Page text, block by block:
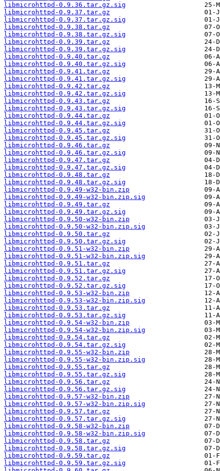
libmicrohttpd-0.9.36.tar.gz.sig
libmicrohttpd-0.9.37.tar.gz
libmicrohttpd-0.9.37.tar.gz.sig
libmicrohttpd-0.9.38.tar.gz
libmicrohttpd-0.9.38.tar.gz.sig
libmicrohttpd-0.9.39.tar.gz
libmicrohttpd-0.9.39.tar.gz.sig
libmicrohttpd-0.9.40.tar.gz
libmicrohttpd-0.9.40.tar.gz.sig
libmicrohttpd-0.9.41.tar.gz
libmicrohttpd-0.9.41.tar.gz.sig
libmicrohttpd-0.9.42.tar.gz
libmicrohttpd-0.9.42.tar.gz.sig
libmicrohttpd-0.9.43.tar.gz
libmicrohttpd-0.9.43.tar.gz.sig
libmicrohttpd-0.9.44.tar.gz
libmicrohttpd-0.9.44.tar.gz.sig
libmicrohttpd-0.9.45.tar.gz
libmicrohttpd-0.9.45.tar.gz.sig
libmicrohttpd-0.9.46.tar.gz
libmicrohttpd-0.9.46.tar.gz.sig
libmicrohttpd-0.9.47.tar.gz
libmicrohttpd-0.9.47.tar.gz.sig
libmicrohttpd-0.9.48.tar.gz
libmicrohttpd-0.9.48.tar.gz.sig
libmicrohttpd-0.9.49-w32-bin.zip
libmicrohttpd-0.9.49-w32-bin.zip.sig
libmicrohttpd-0.9.49.tar.gz
libmicrohttpd-0.9.49.tar.gz.sig
libmicrohttpd-0.9.50-w32-bin.zip
libmicrohttpd-0.9.50-w32-bin.zip.sig
libmicrohttpd-0.9.50.tar.gz
libmicrohttpd-0.9.50.tar.gz.sig
libmicrohttpd-0.9.51-w32-bin.zip
libmicrohttpd-0.9.51-w32-bin.zip.sig
libmicrohttpd-0.9.51.tar.gz
libmicrohttpd-0.9.51.tar.gz.sig
libmicrohttpd-0.9.52.tar.gz
libmicrohttpd-0.9.52.tar.gz.sig
libmicrohttpd-0.9.53-w32-bin.zip
libmicrohttpd-0.9.53-w32-bin.zip.sig
libmicrohttpd-0.9.53.tar.gz
libmicrohttpd-0.9.53.tar.gz.sig
libmicrohttpd-0.9.54-w32-bin.zip
libmicrohttpd-0.9.54-w32-bin.zip.sig
libmicrohttpd-0.9.54.tar.gz
libmicrohttpd-0.9.54.tar.gz.sig
libmicrohttpd-0.9.55-w32-bin.zip
libmicrohttpd-0.9.55-w32-bin.zip.sig
libmicrohttpd-0.9.55.tar.gz
libmicrohttpd-0.9.55.tar.gz.sig
libmicrohttpd-0.9.56.tar.gz
libmicrohttpd-0.9.56.tar.gz.sig
libmicrohttpd-0.9.57-w32-bin.zip
libmicrohttpd-0.9.57-w32-bin.zip.sig
libmicrohttpd-0.9.57.tar.gz
libmicrohttpd-0.9.57.tar.gz.sig
libmicrohttpd-0.9.58-w32-bin.zip
libmicrohttpd-0.9.58-w32-bin.zip.sig
libmicrohttpd-0.9.58.tar.gz
libmicrohttpd-0.9.58.tar.gz.sig
libmicrohttpd-0.9.59.tar.gz
libmicrohttpd-0.9.59.tar.gz.sig